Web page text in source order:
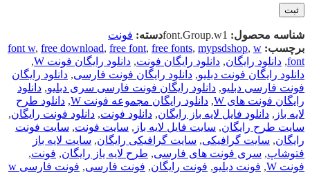
شناسه محصول: font.Group.w1دسته: فونت
برچسب:
font w, free download, free font, free fonts, mypsdshop, w
font
, دانلود رایگان, دانلود رایگان فونت, دانلود رایگان فونت W
,
دانلود رایگان فونت دبلیو, دانلود رایگان فونت فارسی, دانلود رایگان
فونت فارسی دبلیو, دانلود رایگان فونت فارسی سری دبلیو, دانلود
رایگان فونت های W
, دانلود رایگان مجموعه فونت W , دانلود طرح
لایه باز , دانلود فایل لایه باز رایگان, دانلود فونت, دانلود فونت رایگان,
سایت طرح رایگان, سایت فایل لایه باز , سایت فونت, سایت فونت
رایگان, سایت گرافیکی, سایت گرافیکی رایگان, سایت لایه باز
فتوشاپ, سری فونت های فارسی, طرح لایه یاز رایگان, فونت,
فونت W
, فونت دبلیو, فونت رایگان, فونت فارسی, فونت فارسی w